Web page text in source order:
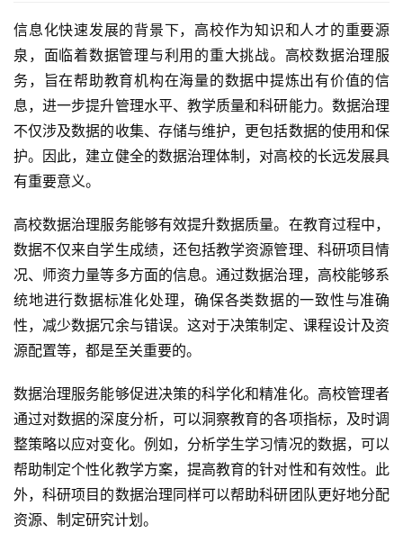
信息化快速发展的背景下，高校作为知识和人才的重要源
泉，面临着数据管理与利用的重大挑战。高校数据治理服
务，旨在帮助教育机构在海量的数据中提炼出有价值的信
息，进一步提升管理水平、教学质量和科研能力。数据治理
不仅涉及数据的收集、存储与维护，更包括数据的使用和保
护。因此，建立健全的数据治理体制，对高校的长远发展具
有重要意义。
高校数据治理服务能够有效提升数据质量。在教育过程中，
数据不仅来自学生成绩，还包括教学资源管理、科研项目情
况、师资力量等多方面的信息。通过数据治理，高校能够系
统地进行数据标准化处理，确保各类数据的一致性与准确
性，减少数据冗余与错误。这对于决策制定、课程设计及资
源配置等，都是至关重要的。
数据治理服务能够促进决策的科学化和精准化。高校管理者
通过对数据的深度分析，可以洞察教育的各项指标，及时调
整策略以应对变化。例如，分析学生学习情况的数据，可以
帮助制定个性化教学方案，提高教育的针对性和有效性。此
外，科研项目的数据治理同样可以帮助科研团队更好地分配
资源、制定研究计划。